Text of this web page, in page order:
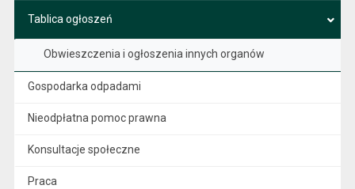
Tablica ogłoszeń
Obwieszczenia i ogłoszenia innych organów
Gospodarka odpadami
Nieodpłatna pomoc prawna
Konsultacje społeczne
Praca